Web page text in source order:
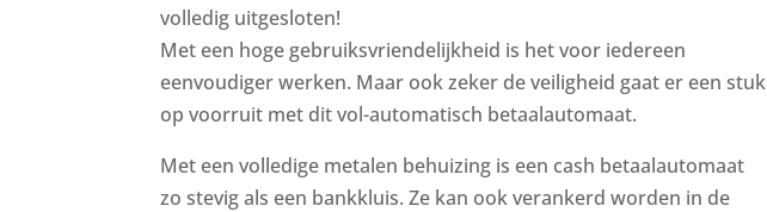
volledig uitgesloten!
Met een hoge gebruiksvriendelijkheid is het voor iedereen
eenvoudiger werken. Maar ook zeker de veiligheid gaat er een stuk
op voorruit met dit vol-automatisch betaalautomaat.
Met een volledige metalen behuizing is een cash betaalautomaat
zo stevig als een bankkluis. Ze kan ook verankerd worden in de